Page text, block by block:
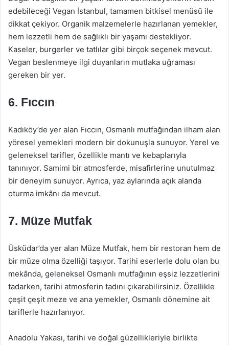
edebileceği Vegan İstanbul, tamamen bitkisel menüsü ile
dikkat çekiyor. Organik malzemelerle hazırlanan yemekler,
hem lezzetli hem de sağlıklı bir yaşamı destekliyor.
Kaseler, burgerler ve tatlılar gibi birçok seçenek mevcut.
Vegan beslenmeye ilgi duyanların mutlaka uğraması
gereken bir yer.
6. Fıccın
Kadıköy’de yer alan Fıccın, Osmanlı mutfağından ilham alan
yöresel yemekleri modern bir dokunuşla sunuyor. Yerel ve
geleneksel tarifler, özellikle mantı ve kebaplarıyla
tanınıyor. Samimi bir atmosferde, misafirlerine unutulmaz
bir deneyim sunuyor. Ayrıca, yaz aylarında açık alanda
oturma imkânı da mevcut.
7. Müze Mutfak
Üsküdar’da yer alan Müze Mutfak, hem bir restoran hem de
bir müze olma özelliği taşıyor. Tarihi eserlerle dolu olan bu
mekânda, geleneksel Osmanlı mutfağının eşsiz lezzetlerini
tadarken, tarihi atmosferin tadını çıkarabilirsiniz. Özellikle
çeşit çeşit meze ve ana yemekler, Osmanlı dönemine ait
tariflerle hazırlanıyor.
Anadolu Yakası, tarihi ve doğal güzellikleriyle birlikte